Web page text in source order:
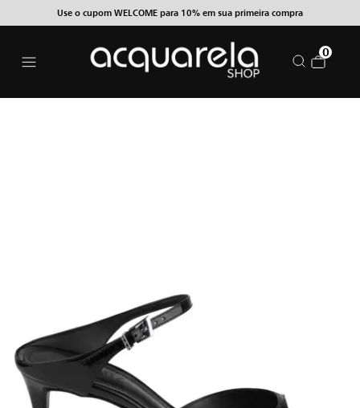
Use o cupom WELCOME para 10% em sua primeira compra
0